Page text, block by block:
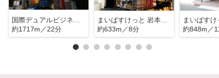
約1717m／22分
約633m／8分
約848m／